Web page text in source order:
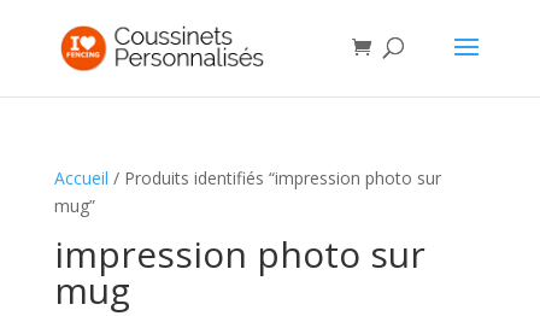
Accueil / Produits identifiés “impression photo sur
mug”
impression photo sur
mug